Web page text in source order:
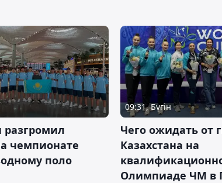
разгромил
чемпионате
поло
09:31, Бүгін
Чего ожидать от
Казахстана на
Олимпиаде ЧМ в